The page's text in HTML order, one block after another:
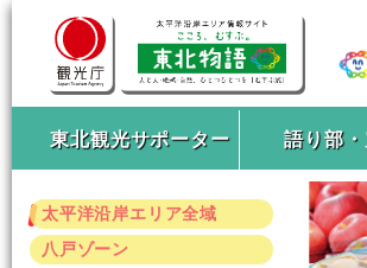
東北観光サポーター 語り部
太平洋沿岸エリア全域
八戸ゾーン